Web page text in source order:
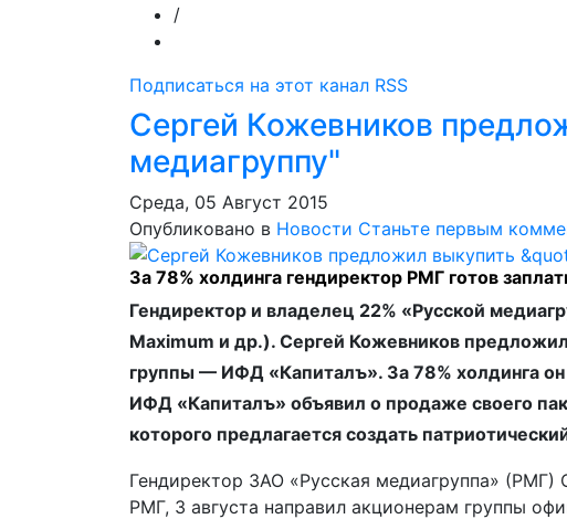
/
Подписаться на этот канал RSS
Сергей Кожевников
медиагруппу"
Среда, 05 Август 2015
Опубликовано в Новости Станьте первым
За 78% холдинга гендиректор РМГ готов
Гендиректор и владелец 22% «Русской
Maximum и др.). Сергей Кожевников
группы — ИФД «Капиталъ». За 78% холдинга он
ИФД «Капиталъ» объявил о продаже своего
которого предлагается создать
Гендиректор ЗАО «Русская медиагруппа»
РМГ, 3 августа направил акционерам группы